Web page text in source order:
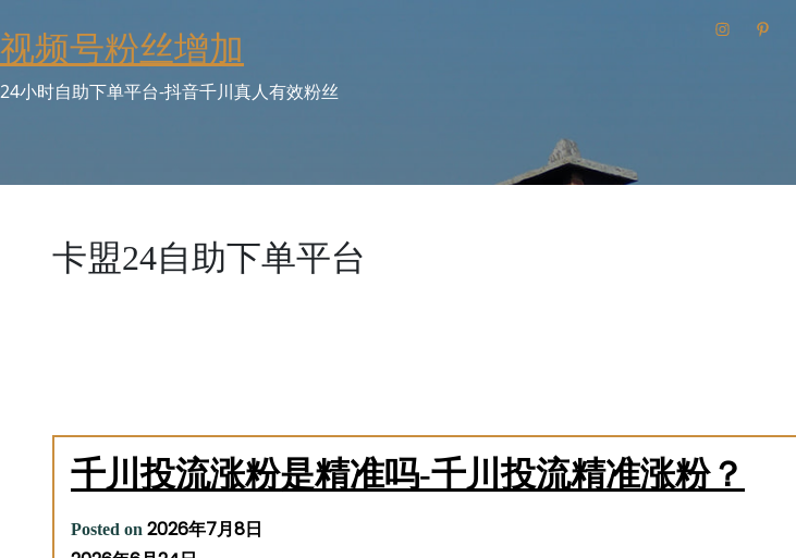
to
content
视频号粉丝增加
24小时自助下单平台-抖音千川真人有效粉丝
卡盟24自助下单平台
千川投流涨粉是精准吗-千川投流精准涨粉？
Posted on 2026年7月8日